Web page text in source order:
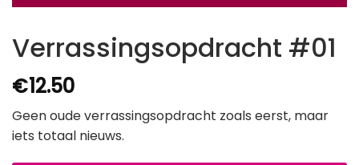
Verrassingsopdracht #01
€12.50
Geen oude verrassingsopdracht zoals eerst, maar
iets totaal nieuws.